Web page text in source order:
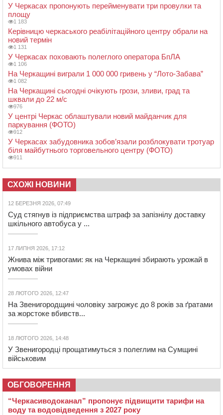
У Черкасах пропонують перейменувати три провулки та
площу
1 183
Керівницю черкаського реабілітаційного центру обрали на
новий термін
1 131
У Черкасах поховають полеглого оператора БпЛА
1 106
На Черкащині виграли 1 000 000 гривень у “Лото-Забава”
1 082
На Черкащині сьогодні очікують грози, зливи, град та
шквали до 22 м/с
976
У центрі Черкас облаштували новий майданчик для
паркування (ФОТО)
912
У Черкасах забудовника зобов’язали розблокувати тротуар
біля майбутнього торговельного центру (ФОТО)
911
СХОЖІ НОВИНИ
12 БЕРЕЗНЯ 2026, 07:49
Суд стягнув із підприємства штраф за запізнілу доставку
шкільного автобуса у ...
17 ЛИПНЯ 2026, 17:12
Жнива між тривогами: як на Черкащині збирають урожай в
умовах війни
28 ЛЮТОГО 2026, 12:47
На Звенигородщині чоловіку загрожує до 8 років за ґратами
за жорстоке вбивств...
18 ЛЮТОГО 2026, 14:48
У Звенигородці прощатимуться з полеглим на Сумщині
військовим
ОБГОВОРЕННЯ
“Черкасиводоканал” пропонує підвищити тарифи на
воду та водовідведення з 2027 року